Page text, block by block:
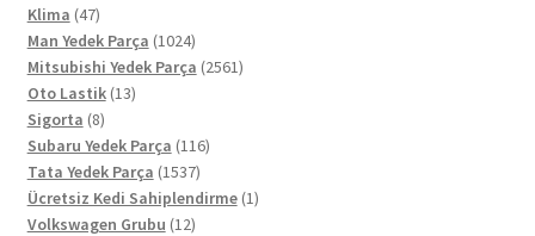
Klima 4747
ürün
Man Yedek Parça 10241024
ürün
Mitsubishi Yedek Parça 25612561
Oto Lastik 1313
Sigorta 88
ürün
Subaru Yedek Parça 116116
Tata Yedek Parça 15371537
ürün
Ücretsiz Kedi Sahiplendirme 11
Volkswagen Grubu 1212